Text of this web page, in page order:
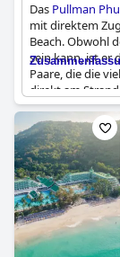
Das Pullman
mit direktem
Beach. Obwohl
sein kann, ist er
Paare, die die
direkt am
Wasser, Wellen,
und viel
Meer alt und
Schmutz
verfügt nicht
noch Wasser
Hotels ist
angenehmen